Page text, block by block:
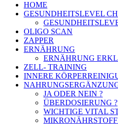
HOME
GESUNDHEITSLEVEL
OLIGO SCAN
ZAPPER
ERNÄHRUNG
ERNÄHRUNG
ZELL- TRAINING
INNERE
JA ODER NEIN ?
ÜBERDOSIERUNG ?
WICHTIGE VITAL